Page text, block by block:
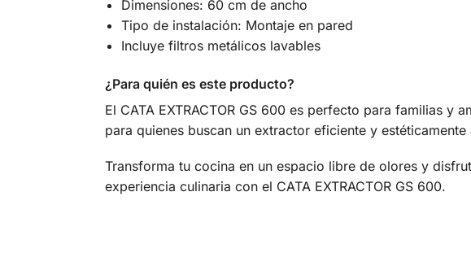
Dimensiones: 60 cm de ancho
Tipo de instalación: Montaje en pared
Incluye filtros metálicos lavables
¿Para quién es este producto?
El CATA EXTRACTOR GS 600 es perfecto para familias y
para quienes buscan un extractor eficiente y
Transforma tu cocina en un espacio libre de olores y
experiencia culinaria con el CATA EXTRACTOR GS 600.